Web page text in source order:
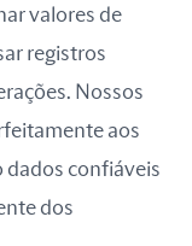
valores de
registros
Nossos
aos
dados confiáveis
dos